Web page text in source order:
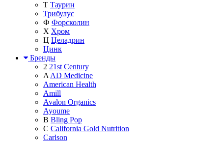
Т Таурин
Трибулус
Ф Форсколин
Х Хром
Ц Целадрин
Цинк
Бренды
2 21st Century
A AD Medicine
American Health
Amill
Avalon Organics
Ayoume
B Bling Pop
C California Gold Nutrition
Carlson